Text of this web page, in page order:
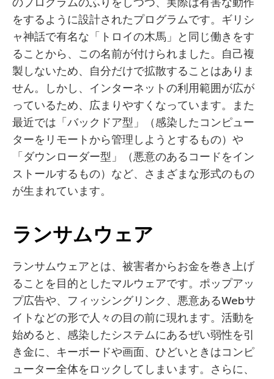
をするように設計されたプログラムです。ギリシ
ャ神話で有名な「トロイの木馬」と同じ働きをす
ることから、この名前が付けられました。自己複
製しないため、自分だけで拡散することはありま
せん。しかし、インターネットの利用範囲が広が
っているため、広まりやすくなっています。また
最近では「バックドア型」（感染したコンピュー
ターをリモートから管理しようとするもの）や
「ダウンローダー型」（悪意のあるコードをイン
ストールするもの）など、さまざまな形式のもの
が生まれています。
ランサムウェア
ランサムウェアとは、被害者からお金を巻き上げ
ることを目的としたマルウェアです。ポップアッ
プ広告や、フィッシングリンク、悪意あるWebサ
イトなどの形で人々の目の前に現れます。活動を
始めると、感染したシステムにあるぜい弱性を引
き金に、キーボードや画面、ひどいときはコンピ
ューター全体をロックしてしまいます。さらに、